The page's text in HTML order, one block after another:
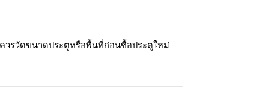
วรวัดขนาดประตูหรือพื้นที่ก่อนซื้อประตูใหม่